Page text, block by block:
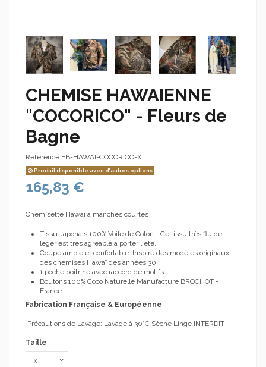
CHEMISE HAWAIENNE
"COCORICO" - Fleurs de
Bagne
Référence FB-HAWAI-COCORICO-XL
Produit disponible avec d'autres options
165,83 €
Chemisette Hawai à manches courtes
Tissu Japonais 100% Voile de Coton - Ce tissu très fluide,
léger est très agréable à porter l'été.
Coupe ample et confortable. Inspiré des modèles originaux
des chemises Hawaï des années 30
1 poche poitrine avec raccord de motifs.
Boutons 100% Coco Naturelle Manufacture BROCHOT -
France -
Fabrication Française & Européenne
Précautions de Lavage: Lavage à 30°C Sèche Linge INTERDIT
Taille